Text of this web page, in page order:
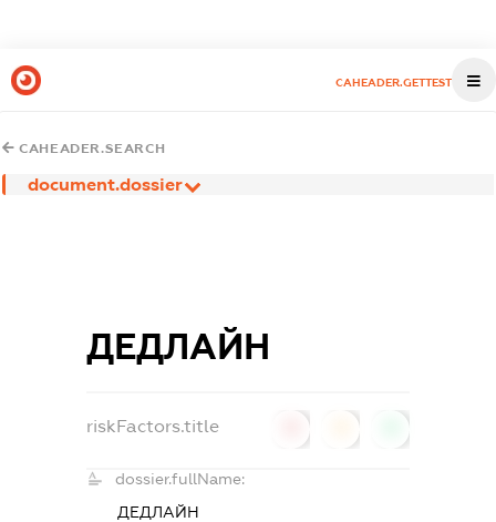
CAHEADER.GETTEST
CAHEADER.SEARCH
document.dossier
ДЕДЛАЙН
riskFactors.title
dossier.fullName:
ДЕДЛАЙН